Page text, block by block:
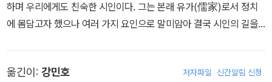
하며 우리에게도 친숙한 시인이다. 그는 본래 유가(儒家)로서 정치
에 몸담고자 했으나 여러 가지 요인으로 말미암아 결국 시인의 길을
게 보아 755년에 발발한 안사의 난을 중심으로 전·후반으로 양분된
옮긴이: 강민호 저자파일 신간알림 신청